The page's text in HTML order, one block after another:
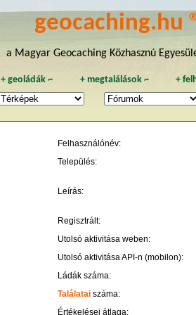
geocaching.hu
a Magyar Geocaching Közhasznú
+geoládák ~ + megtalálások~ +
Felhasználónév:
Település:
Leírás:
Regisztrált:
Utolsó aktivitása weben:
Utolsó aktivitása API-n (mobilon):
Ládák száma:
Találatai száma:
Értékelései átlaga: